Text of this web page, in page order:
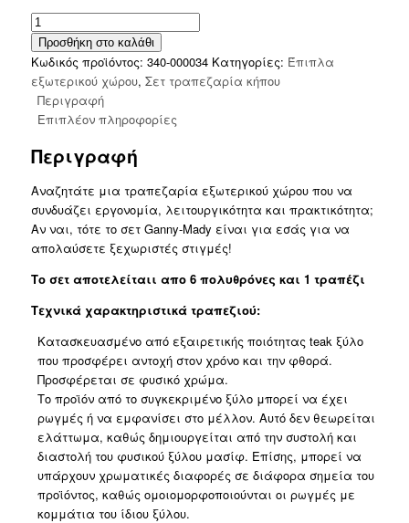
Τραπεζαρία
σετ
7τεμ.
Ganny-
Mady
pakoworld
ξύλο
φυσική-
μαυρη
απόχρωση
200x100x75εκ
Προσθήκη στο καλάθι
Κωδικός προϊόντος: 340-000034 Κατηγορίες: Έπιπλα
εξωτερικού χώρου, Σετ τραπεζαρία κήπου
Περιγραφή
Επιπλέον πληροφορίες
Περιγραφή
Αναζητάτε μια τραπεζαρία εξωτερικού χώρου που να
συνδυάζει εργονομία, λειτουργικότητα και πρακτικότητα;
Αν ναι, τότε το σετ Ganny-Mady είναι για εσάς για να
απολαύσετε ξεχωριστές στιγμές!
Το σετ αποτελείταιι απο 6 πολυθρόνες και 1 τραπέζι
Τεχνικά χαρακτηριστικά τραπεζιού:
Κατασκευασμένο από εξαιρετικής ποιότητας teak ξύλο
που προσφέρει αντοχή στον χρόνο και την φθορά.
Προσφέρεται σε φυσικό χρώμα.
Το προϊόν από το συγκεκριμένο ξύλο μπορεί να έχει
ρωγμές ή να εμφανίσει στο μέλλον. Αυτό δεν θεωρείται
ελάττωμα, καθώς δημιουργείται από την συστολή και
διαστολή του φυσικού ξύλου μασίφ. Επίσης, μπορεί να
υπάρχουν χρωματικές διαφορές σε διάφορα σημεία του
προϊόντος, καθώς ομοιομορφοποιούνται οι ρωγμές με
κομμάτια του ίδιου ξύλου.